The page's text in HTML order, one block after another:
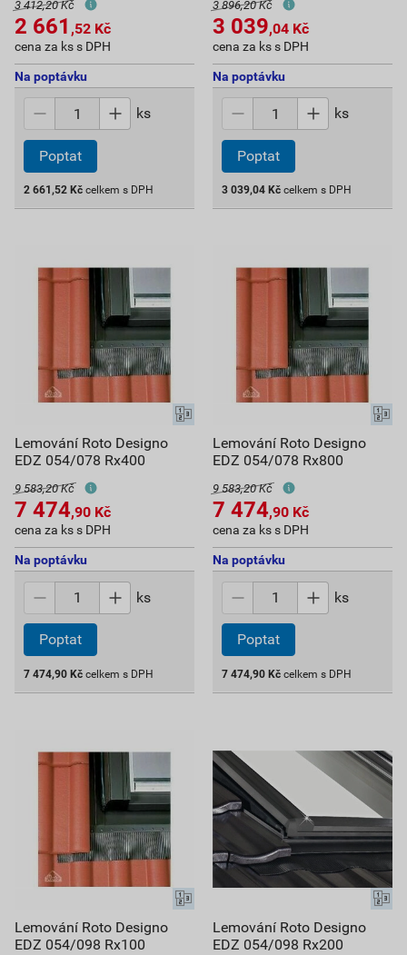
3 412,20 Kč
2 661 ,52 Kč
cena za ks s DPH
Na poptávku
ks
Poptat
2 661,52 Kč celkem s DPH
3 896,20 Kč
3 039,04 Kč
cena za ks s DPH
Na poptávku
ks
Poptat
3 039,04 Kč celkem s DPH
Lemování Roto Designo
EDZ 054/078 Rx400
9 583,20 Kč
7 474,90 Kč
cena za ks s DPH
Na poptávku
ks
Poptat
7 474,90 Kč celkem s DPH
Lemování Roto Designo
EDZ 054/078 Rx800
9 583,20 Kč
7 474,90 Kč
cena za ks s DPH
Na poptávku
ks
Poptat
7 474,90 Kč celkem s DPH
Lemování Roto Designo
EDZ 054/098 Rx100
Lemování Roto Designo
EDZ 054/098 Rx200